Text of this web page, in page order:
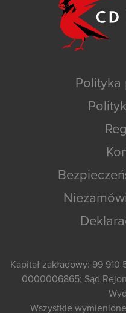
Polityka
Kapitał zakładowy: 99 910
0000006865; Sąd
Wszystkie